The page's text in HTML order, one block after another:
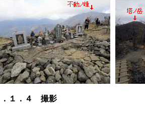
．１．４ 撮影